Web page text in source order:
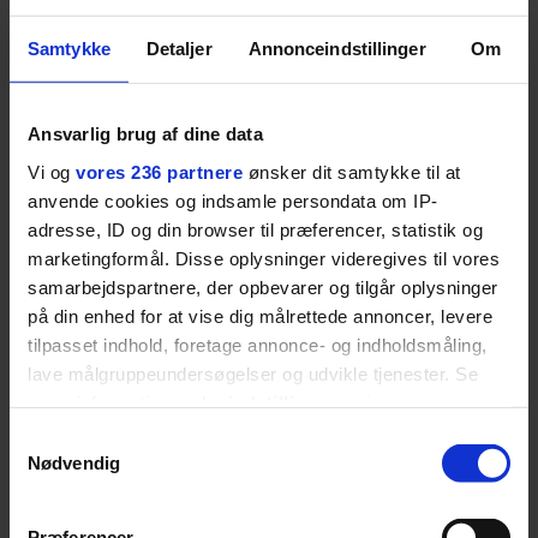
Samtykke Detaljer Annonceindstillinger Om
Ansvarlig brug af dine data
Vi og vores 236 partnere ønsker dit samtykke til at
anvende cookies og indsamle persondata om IP-
adresse, ID og din browser til præferencer, statistik og
marketingformål. Disse oplysninger videregives til vores
samarbejdspartnere, der opbevarer og tilgår oplysninger
på din enhed for at vise dig målrettede annoncer, levere
tilpasset indhold, foretage annonce- og indholdsmåling,
lave målgruppeundersøgelser og udvikle tjenester. Se
tilbage eller ændre indstillinger fra vores
"Cookiedeklaration", eller ved at trykke på "Privacy
Nødvendig
LIVSSTIL
Dua Lipa har
opdatereret sin guide til
København. Og den er –
ikke overraskende –
NYHEDSBREV
Skriv dig op til
Euromans nyhedsbrev
her
BOSS’ nye tennis-kollektion er relevant langt ud over
banen
Fra BOSS OPEN i Stuttgart til det kommende partnerskab
krydsfeltet mellem tennis, performance og moderne
livsstil.